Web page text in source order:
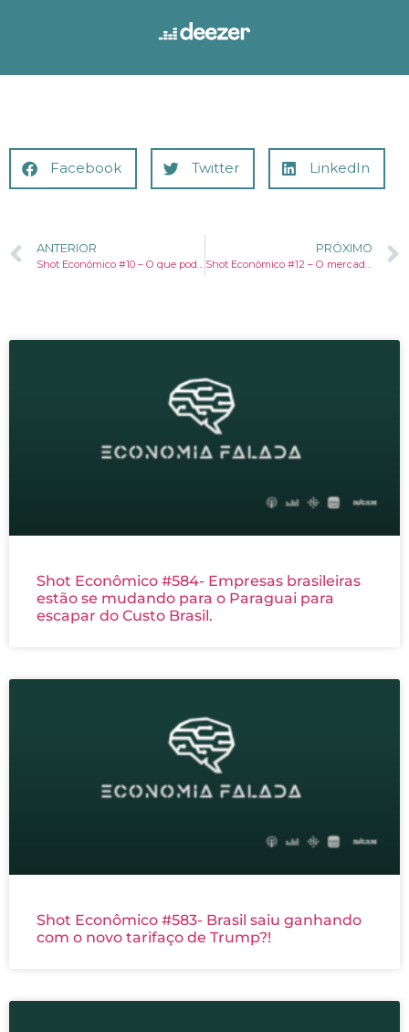
Facebook Twitter LinkedIn
ANTERIOR PRÓXIMO
Shot Econômico #584- Empresas brasileiras
estão se mudando para o Paraguai para
escapar do Custo Brasil.
Shot Econômico #583- Brasil saiu ganhando
com o novo tarifaço de Trump?!